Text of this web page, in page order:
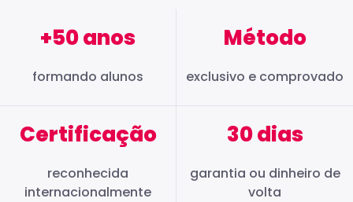
+50 anos
formando alunos
Método
exclusivo e comprovado
Certificação
reconhecida
internacionalmente
30 dias
garantia ou dinheiro de
volta